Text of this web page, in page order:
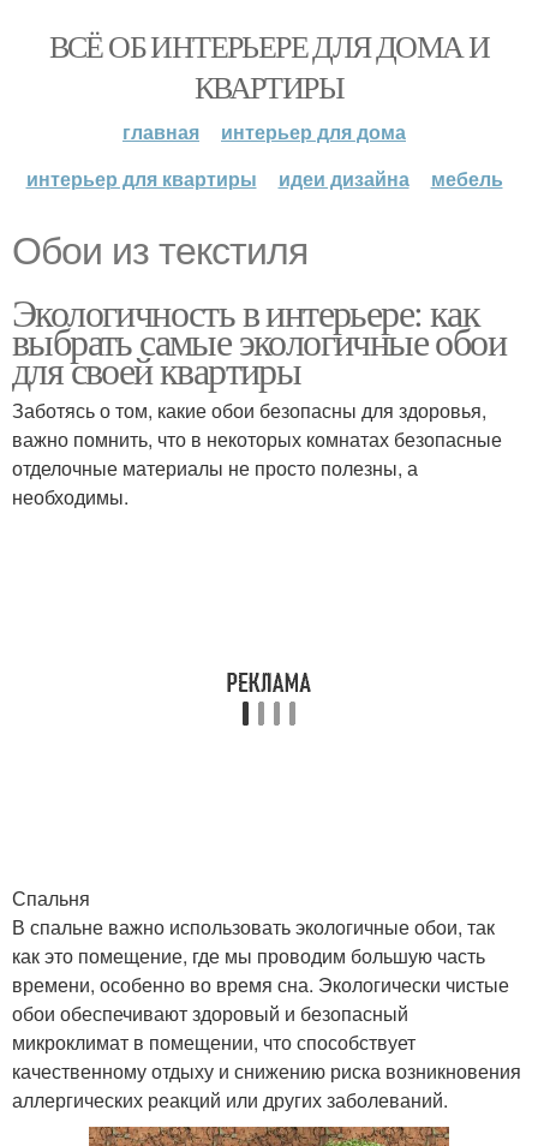
ВСЁ ОБ ИНТЕРЬЕРЕ ДЛЯ ДОМА И
КВАРТИРЫ
главная
интерьер для дома
интерьер для квартиры
идеи дизайна мебель
Обои из текстиля
Экологичность в интерьере: как
выбрать самые экологичные обои
для своей квартиры
Заботясь о том, какие обои безопасны для здоровья,
важно помнить, что в некоторых комнатах безопасные
отделочные материалы не просто полезны, а
необходимы.
Спальня
В спальне важно использовать экологичные обои, так
как это помещение, где мы проводим большую часть
времени, особенно во время сна. Экологически чистые
обои обеспечивают здоровый и безопасный
микроклимат в помещении, что способствует
качественному отдыху и снижению риска возникновения
аллергических реакций или других заболеваний.